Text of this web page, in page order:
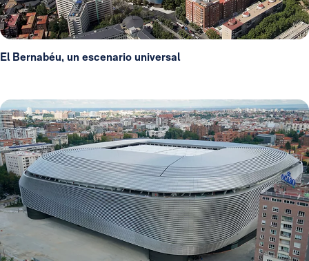
El Bernabéu, un escenario universal